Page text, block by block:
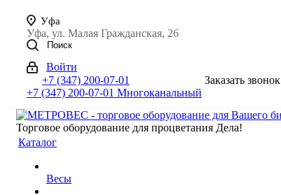
Уфа
Уфа, ул. Малая Гражданская, 26
Поиск
Войти
+7 (347) 200-07-01
+7 (347) 200-07-01 Многоканальный
Заказать звонок
Торговое оборудование для процветания Дела!
Каталог
Весы